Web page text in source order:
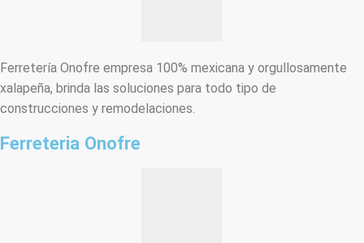
Ferretería Onofre empresa 100% mexicana y orgullosamente
xalapeña, brinda las soluciones para todo tipo de
construcciones y remodelaciones.
Ferreteria Onofre